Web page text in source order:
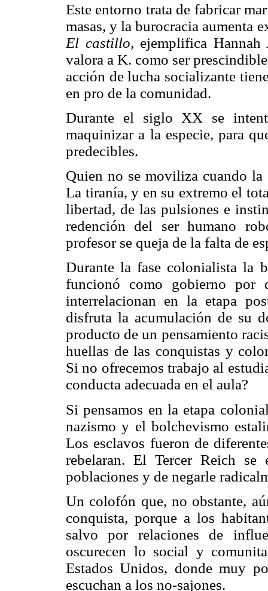
Este entorno trata de fabricar
masas, y la burocracia aumenta
El castillo, ejemplifica
valora a K. como ser
acción de lucha socializante
en pro de la comunidad.
Durante el siglo XX se
maquinizar a la especie, para
predecibles.
Quien no se moviliza cuando
La tiranía, y en su extremo el
libertad, de las pulsiones e
redención del ser humano
profesor se queja de la falta de
Durante la fase colonialista la
funcionó como gobierno por
interrelacionan en la etapa
disfruta la acumulación de su
producto de un pensamiento
huellas de las conquistas y
Si no ofrecemos trabajo al
conducta adecuada en el aula?
Si pensamos en la etapa
nazismo y el bolchevismo
Los esclavos fueron de
rebelaran. El Tercer Reich
poblaciones y de negarle
Un colofón que, no obstante,
conquista, porque a los
salvo por relaciones de
oscurecen lo social y
Estados Unidos, donde muy
escuchan a los no-sajones.